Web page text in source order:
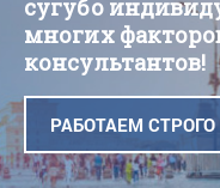
сугубо
многих
консультантов!
РАБОТАЕМ